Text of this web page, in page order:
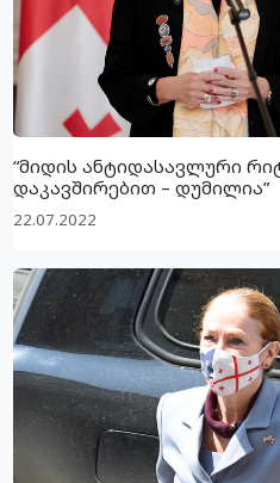
“მიდის ანტიდასავლური
დაკავშირებით – დუმილია”
22.07.2022